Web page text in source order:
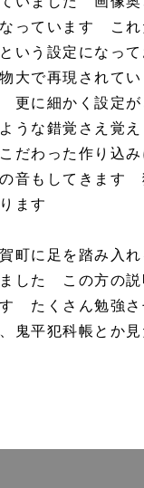
っています こ
いう設定になっ
大で再現されて
に細かく設定が
うな錯覚さえ覚
だわった作り込
音もしてきます
ます
町に足を踏み入
した この方の説
たくさん勉強
鬼平犯科帳とか